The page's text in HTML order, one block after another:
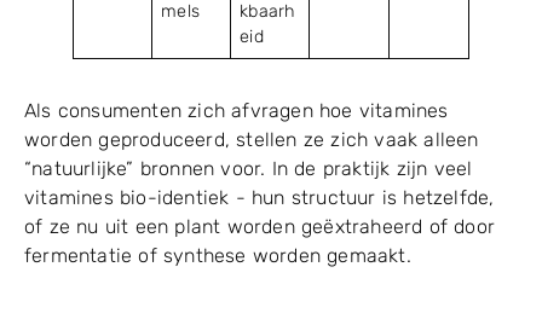
mels
kbaarh
eid
Als consumenten zich afvragen hoe vitamines
worden geproduceerd, stellen ze zich vaak alleen
“natuurlijke” bronnen voor. In de praktijk zijn veel
vitamines bio-identiek - hun structuur is hetzelfde,
of ze nu uit een plant worden geëxtraheerd of door
fermentatie of synthese worden gemaakt.